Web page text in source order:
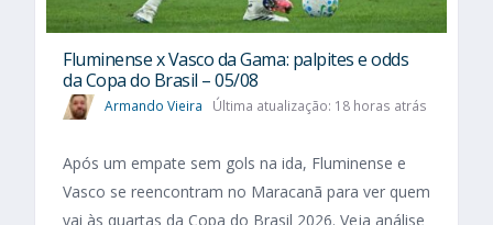
Fluminense x Vasco da Gama: palpites e odds
da Copa do Brasil – 05/08
Armando Vieira Última atualização: 18 horas atrás
Após um empate sem gols na ida, Fluminense e
Vasco se reencontram no Maracanã para ver quem
vai às quartas da Copa do Brasil 2026. Veja análise